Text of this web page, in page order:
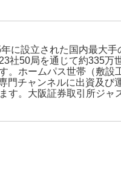
設立された国内最大
50局を通じて約335万
ホームパス世帯（敷
チャンネルに出資及
。大阪証券取引所ジャ